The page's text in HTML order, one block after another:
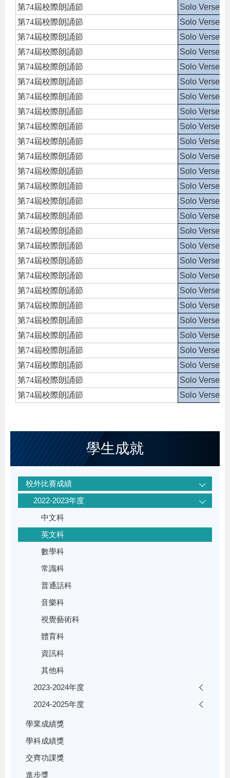
第74屆校際朗誦節
Solo Verse
第74屆校際朗誦節
Solo Verse
第74屆校際朗誦節
Solo Verse
第74屆校際朗誦節
Solo Verse
第74屆校際朗誦節
Solo Verse
第74屆校際朗誦節
Solo Verse
第74屆校際朗誦節
Solo Verse
第74屆校際朗誦節
Solo Verse
第74屆校際朗誦節
Solo Verse
第74屆校際朗誦節
Solo Verse
第74屆校際朗誦節
Solo Verse
第74屆校際朗誦節
Solo Verse
第74屆校際朗誦節
Solo Verse
第74屆校際朗誦節
Solo Verse
第74屆校際朗誦節
Solo Verse
第74屆校際朗誦節
Solo Verse
第74屆校際朗誦節
Solo Verse
第74屆校際朗誦節
Solo Verse
第74屆校際朗誦節
Solo Verse
第74屆校際朗誦節
Solo Verse
第74屆校際朗誦節
Solo Verse
第74屆校際朗誦節
Solo Verse
第74屆校際朗誦節
Solo Verse
第74屆校際朗誦節
Solo Verse
第74屆校際朗誦節
Solo Verse
第74屆校際朗誦節
Solo Verse
第74屆校際朗誦節
Solo Verse
學生成就
校外比賽成績
2022-2023年度
中文科
英文科
數學科
常識科
普通話科
音樂科
視覺藝術科
體育科
資訊科
其他科
2023-2024年度
2024-2025年度
學業成績獎
學科成績獎
交齊功課獎
進步獎